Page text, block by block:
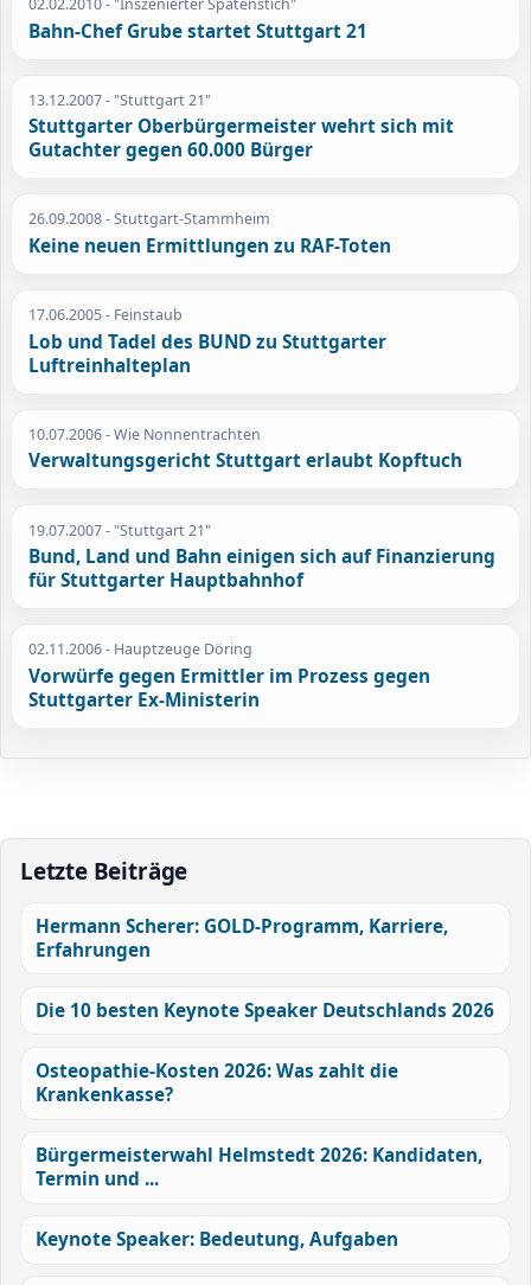
02.02.2010- "Inszenierter Spatenstich"
Bahn-Chef Grube startet Stuttgart 21
13.12.2007- "Stuttgart 21"
Stuttgarter Oberbürgermeister wehrt sich mit
Gutachter gegen 60.000 Bürger
26.09.2008- Stuttgart-Stammheim
Keine neuen Ermittlungen zu RAF-Toten
17.06.2005- Feinstaub
Lob und Tadel des BUND zu Stuttgarter
Luftreinhalteplan
10.07.2006- Wie Nonnentrachten
Verwaltungsgericht Stuttgart erlaubt Kopftuch
19.07.2007- "Stuttgart 21"
Bund, Land und Bahn einigen sich auf Finanzierung
für Stuttgarter Hauptbahnhof
02.11.2006- Hauptzeuge Döring
Vorwürfe gegen Ermittler im Prozess gegen
Stuttgarter Ex-Ministerin
Letzte Beiträge
Hermann Scherer: GOLD-Programm, Karriere,
Erfahrungen
Die 10 besten Keynote Speaker Deutschlands 2026
Osteopathie-Kosten 2026: Was zahlt die
Krankenkasse?
Bürgermeisterwahl Helmstedt 2026: Kandidaten,
Termin und ...
Keynote Speaker: Bedeutung, Aufgaben